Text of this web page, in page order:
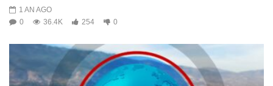
1 AN AGO
0
36.4K 254 0